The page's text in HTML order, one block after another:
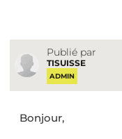
Publié par
TISUISSE
ADMIN
Bonjour,